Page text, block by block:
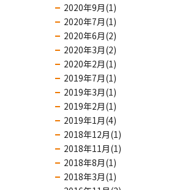
2020年9月(1)
2020年7月(1)
2020年6月(2)
2020年3月(2)
2020年2月(1)
2019年7月(1)
2019年3月(1)
2019年2月(1)
2019年1月(4)
2018年12月(1)
2018年11月(1)
2018年8月(1)
2018年3月(1)